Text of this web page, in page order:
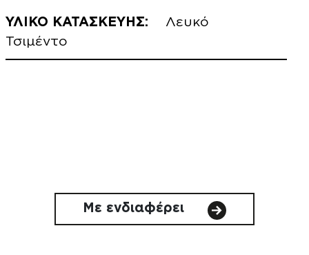
ΥΛΙΚΟ ΚΑΤΑΣΚΕΥΗΣ:
Λευκό
Τσιμέντο
Με ενδιαφέρει